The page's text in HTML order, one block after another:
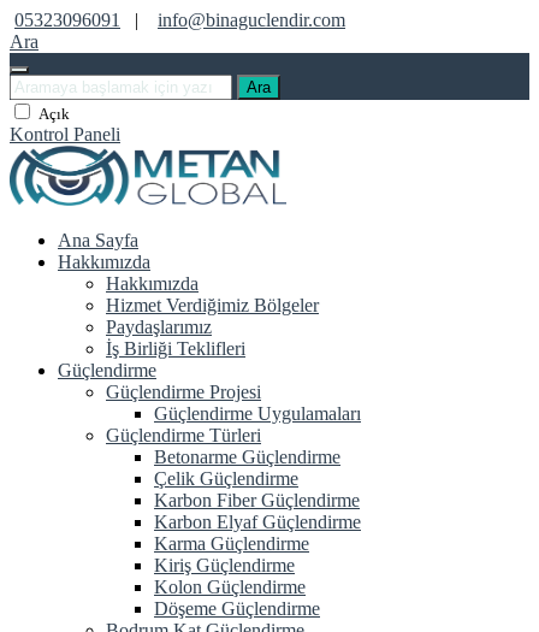
05323096091 |
info@binaguclendir.com
Ara
Ara
Açık
Kontrol Paneli
Ana Sayfa
Hakkımızda
Hakkımızda
Hizmet Verdiğimiz Bölgeler
Paydaşlarımız
İş Birliği Teklifleri
Güçlendirme
Güçlendirme Projesi
Güçlendirme Uygulamaları
Güçlendirme Türleri
Betonarme Güçlendirme
Çelik Güçlendirme
Karbon Fiber Güçlendirme
Karbon Elyaf Güçlendirme
Karma Güçlendirme
Kiriş Güçlendirme
Kolon Güçlendirme
Döşeme Güçlendirme